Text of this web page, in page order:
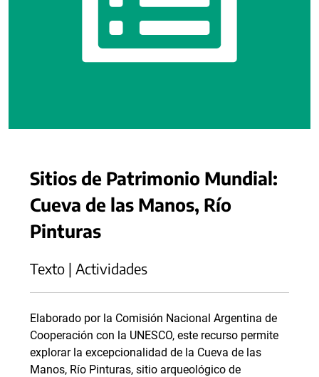
Sitios de Patrimonio Mundial:
Cueva de las Manos, Río
Pinturas
Texto | Actividades
Elaborado por la Comisión Nacional Argentina de
Cooperación con la UNESCO, este recurso permite
explorar la excepcionalidad de la Cueva de las
Manos, Río Pinturas, sitio arqueológico de